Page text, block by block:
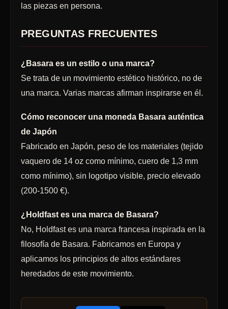
las piezas en persona.
PREGUNTAS FRECUENTES
¿Basara es un estilo o una marca?
Se trata de un movimiento estético histórico, no de
una marca. Varias marcas afirman inspirarse en él.
Cómo reconocer una moneda Basara auténtica
de Japón
Fabricado en Japón, peso de los materiales (tejido
vaquero de 14 oz como mínimo, cuero de 1,3 mm
como mínimo), sin logotipo visible, precio elevado
(200-1500 €).
¿Holdfast es una marca de Basara?
No, Holdfast es una marca francesa inspirada en la
filosofía de Basara. Fabricamos en Europa y
aplicamos los principios de altos estándares
heredados de este movimiento.